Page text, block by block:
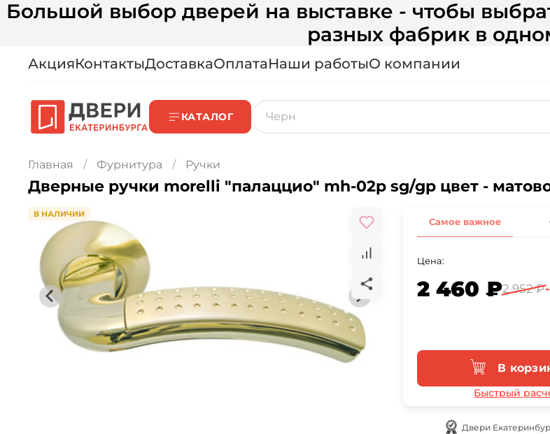
Большой выбор дверей на выставке - чтобы
разных фабрик в
АкцияКонтактыДоставкаОплатаНаши работыО компании
КАТАЛОГ
Главная Фурнитура Ручки
Дверные ручки morelli "палаццио" mh-02p sg/gp цвет -
В НАЛИЧИИ
Самое важное
Цена:
2 460 ₽2 952 ₽
В
Быстрый
Двери